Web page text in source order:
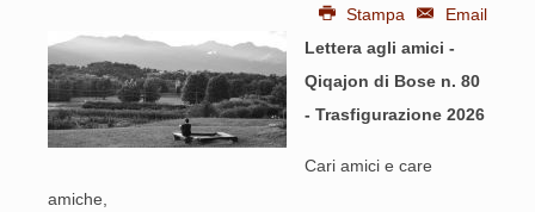
Stampa
Email
Lettera agli amici -
Qiqajon di Bose n. 80
- Trasfigurazione 2026
Cari amici e care
amiche,